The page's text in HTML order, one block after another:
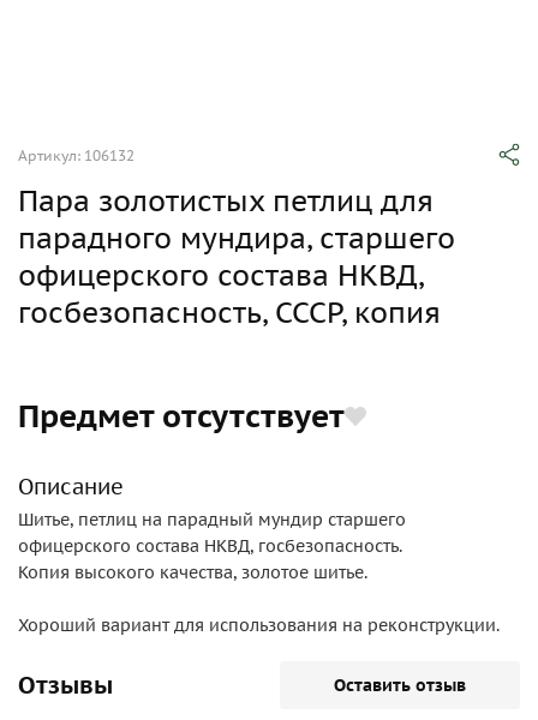
Артикул: 106132
Пара золотистых петлиц для
парадного мундира, старшего
офицерского состава НКВД,
госбезопасность, СССР, копия
Предмет отсутствует
Описание
Шитье, петлиц на парадный мундир старшего
офицерского состава НКВД, госбезопасность.
Копия высокого качества, золотое шитье.
Хороший вариант для использования на реконструкции.
Отзывы Оставить отзыв